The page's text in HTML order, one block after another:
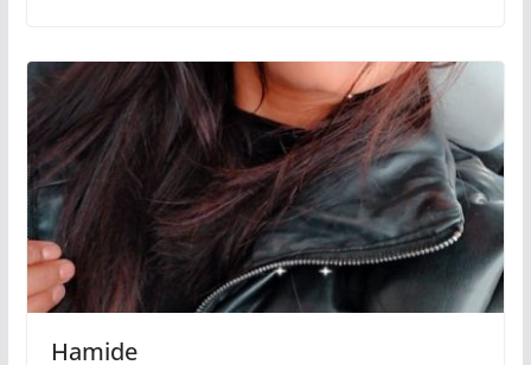
Hamide